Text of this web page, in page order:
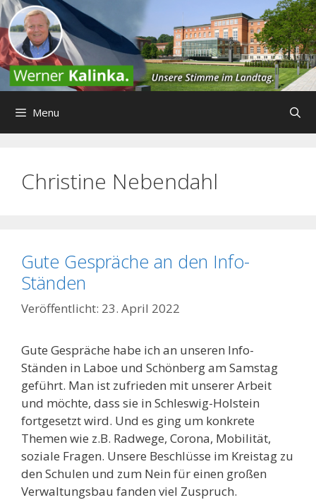
Zum
Inhalt
springen
Menu
Christine Nebendahl
Gute Gespräche an den Info-
Ständen
23. April 2022
Gute Gespräche habe ich an unseren Info-
Ständen in Laboe und Schönberg am Samstag
geführt. Man ist zufrieden mit unserer Arbeit
und möchte, dass sie in Schleswig-Holstein
fortgesetzt wird. Und es ging um konkrete
Themen wie z.B. Radwege, Corona, Mobilität,
soziale Fragen. Unsere Beschlüsse im Kreistag zu
den Schulen und zum Nein für einen großen
Verwaltungsbau fanden viel Zuspruch.